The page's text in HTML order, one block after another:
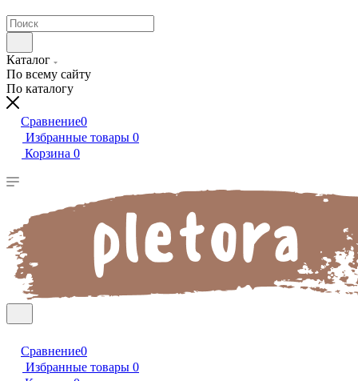
Каталог
По всему сайту
По каталогу
Сравнение0
Избранные товары 0
Корзина 0
Сравнение0
Избранные товары 0